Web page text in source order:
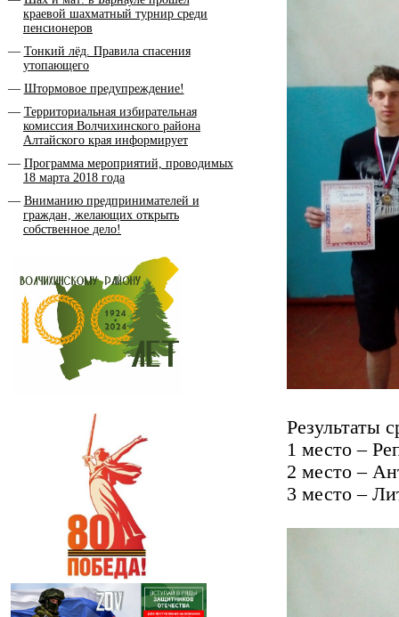
краевой шахматный турнир среди
пенсионеров
Тонкий лёд. Правила спасения
утопающего
Штормовое предупреждение!
Территориальная избирательная
комиссия Волчихинского района
Алтайского края информирует
Программа мероприятий, проводимых
18 марта 2018 года
Вниманию предпринимателей и
граждан, желающих открыть
собственное дело!
Результаты
1 место –
2 место –
3 место –